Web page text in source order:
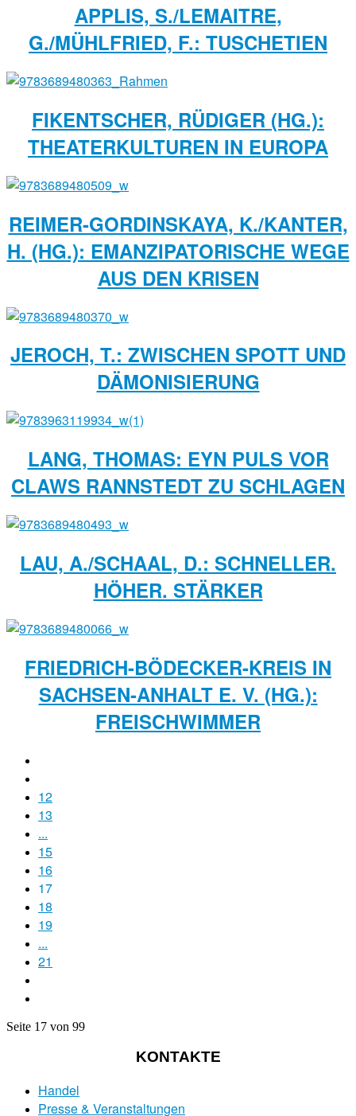
APPLIS, S./LEMAITRE,
G./MÜHLFRIED, F.: TUSCHETIEN
FIKENTSCHER, RÜDIGER (HG.):
THEATERKULTUREN IN EUROPA
REIMER-GORDINSKAYA, K./KANTER,
H. (HG.): EMANZIPATORISCHE WEGE
AUS DEN KRISEN
JEROCH, T.: ZWISCHEN SPOTT UND
DÄMONISIERUNG
LANG, THOMAS: EYN PULS VOR
CLAWS RANNSTEDT ZU SCHLAGEN
LAU, A./SCHAAL, D.: SCHNELLER.
HÖHER. STÄRKER
FRIEDRICH-BÖDECKER-KREIS IN
SACHSEN-ANHALT E. V. (HG.):
FREISCHWIMMER
12
13
...
15
16
17
18
19
...
21
Seite 17 von 99
KONTAKTE
Handel
Presse & Veranstaltungen